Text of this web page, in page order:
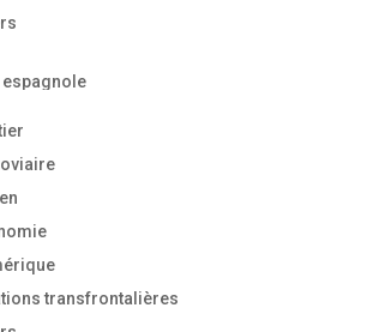
espagnole
transfrontalières